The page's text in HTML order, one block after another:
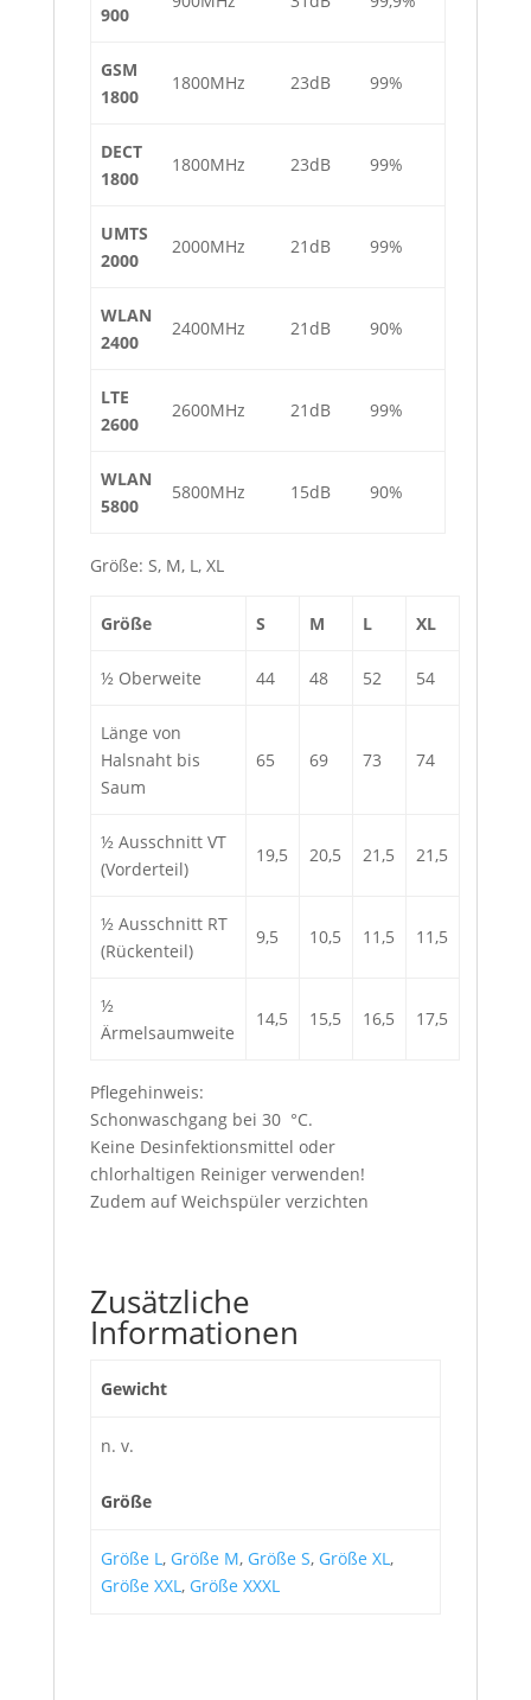
900
GSM
1800
1800MHz 23dB 99%
DECT
1800
1800MHz 23dB 99%
UMTS
2000
2000MHz 21dB 99%
WLAN
2400
2400MHz 21dB 90%
LTE
2600
2600MHz 21dB 99%
WLAN
5800
5800MHz 15dB 90%
Größe: S, M, L, XL
Größe S M L XL
½ Oberweite 44 48 52 54
Länge von
Halsnaht bis
Saum
65 69 73 74
½ Ausschnitt VT
(Vorderteil)
19,5 20,5 21,5 21,5
½ Ausschnitt RT
(Rückenteil)
9,5 10,5 11,5 11,5
½
Ärmelsaumweite
14,5 15,5 16,5 17,5
Pflegehinweis:
Schonwaschgang bei 30 °C.
Keine Desinfektionsmittel oder
chlorhaltigen Reiniger verwenden!
Zudem auf Weichspüler verzichten
Zusätzliche
Informationen
Gewicht
n. v.
Größe
Größe L, Größe M, Größe S, Größe XL,
Größe XXL, Größe XXXL